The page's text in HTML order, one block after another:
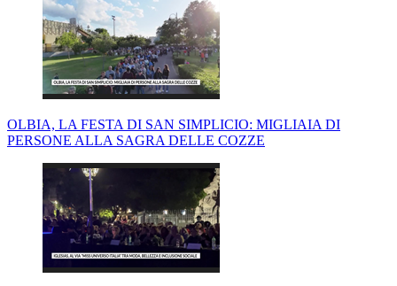
OLBIA, LA FESTA DI SAN SIMPLICIO: MIGLIAIA DI
PERSONE ALLA SAGRA DELLE COZZE